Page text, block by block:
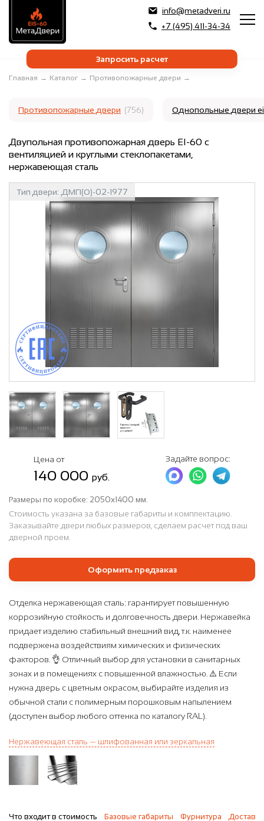
info@metadveri.ru
+7 (495) 411-34-34
Запросить расчет
Главная → Каталог → Противопожарные двери →
Противопожарные двери (756) Однопольные двери
Двупольная противопожарная дверь EI-60 с
вентиляцией и круглыми стеклопакетами,
нержавеющая сталь
Тип двери: ДМП(О)-02-1977
Цена от
140 000 руб.
Задайте вопрос:
Размеры по коробке: 2050х1400 мм.
Стоимость указана за базовые габариты и комплектацию.
Заказывайте двери любых размеров, сделаем расчет под ваш
дверной проем.
Оформить предзаказ
Отделка нержавеющая сталь: гарантирует повышенную
коррозийную стойкость и долговечность двери. Нержавейка
придает изделию стабильный внешний вид, т.к. наименее
подвержена воздействиям химических и физических
факторов. 👌 Отличный выбор для установки в санитарных
зонах и в помещениях с повышенной влажностью. ⚠️ Если
нужна дверь с цветным окрасом, выбирайте изделия из
обычной стали с полимерным порошковым напылением
(доступен выбор любого оттенка по каталогу RAL).
Нержавеющая сталь — шлифованная или зеркальная
Что входит в стоимость Базовые габариты Фурнитура Доставка